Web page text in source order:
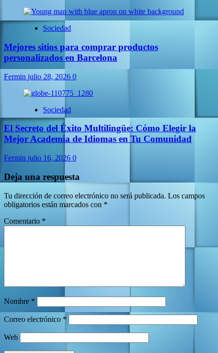
Sociedad
Mejores sitios para comprar productos
personalizados en Barcelona
Fermin julio 28, 2026 0
Sociedad
El Secreto del Éxito Multilingüe: Cómo Elegir la
Mejor Academia de Idiomas en Tu Comunidad
Fermin julio 16, 2026 0
Deja una respuesta
Tu dirección de correo electrónico no será publicada. Los campos
obligatorios están marcados con *
Comentario *
Nombre *
Correo electrónico *
Web